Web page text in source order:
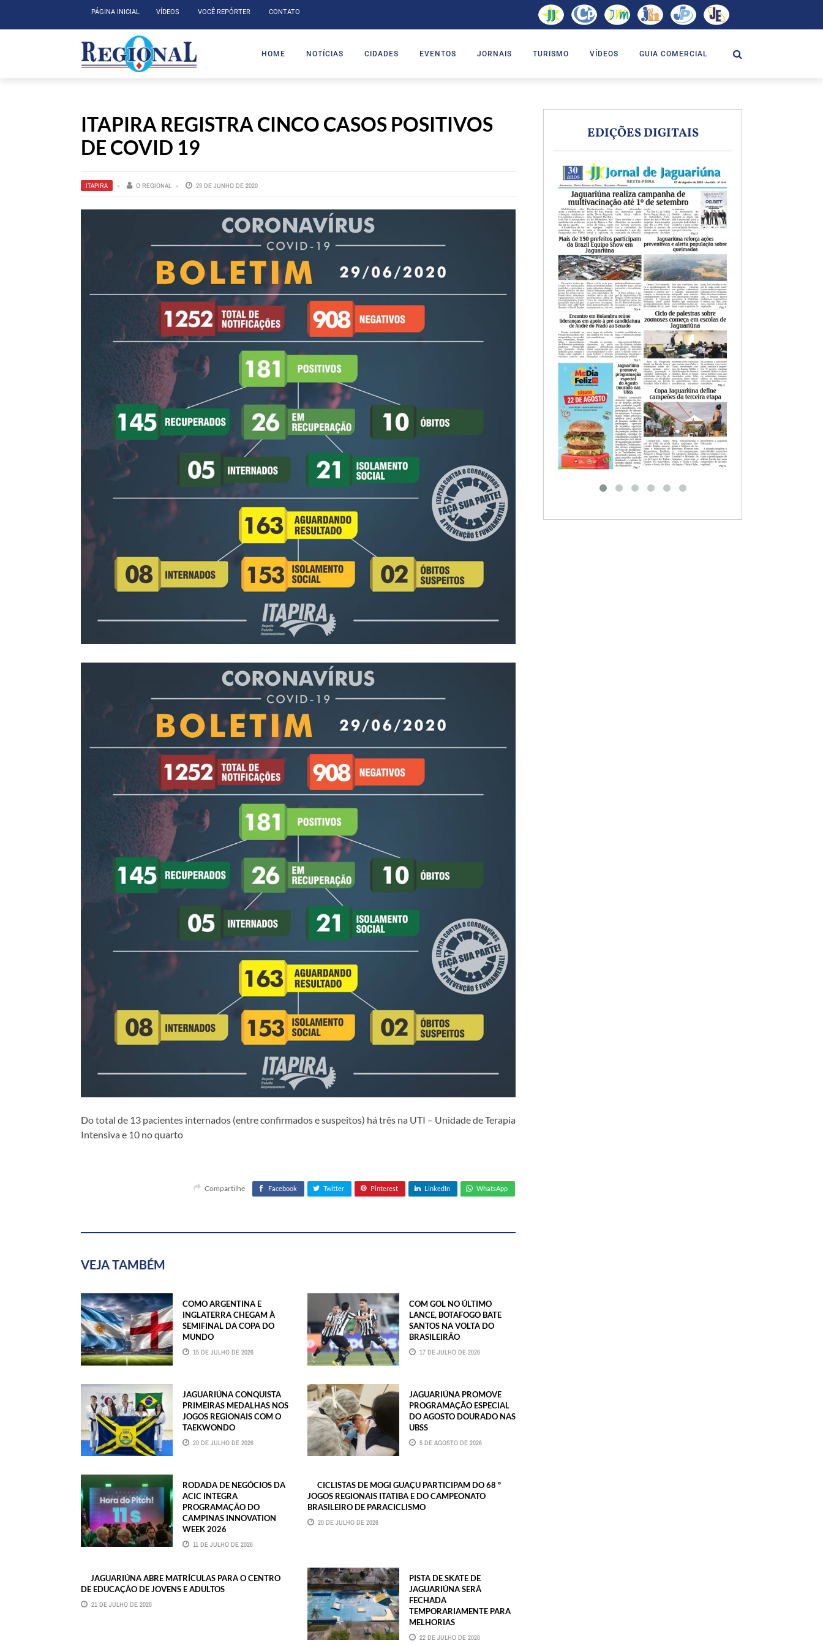
PÁGINA INICIAL VÍDEOS VOCÊ REPÓRTER CONTATO
HOME NOTÍCIAS CIDADES EVENTOS JORNAIS TURISMO VÍDEOS GUIA COMERCIAL
ITAPIRA REGISTRA CINCO CASOS POSITIVOS
DE COVID 19
ITAPIRA O REGIONAL 29 DE JUNHO DE 2020
Do total de 13 pacientes internados (entre confirmados e suspeitos) há três na UTI – Unidade de Terapia
Intensiva e 10 no quarto
Compartilhe Facebook Twitter Pinterest LinkedIn WhatsApp
VEJA TAMBÉM
COMO ARGENTINA E
INGLATERRA CHEGAM À
SEMIFINAL DA COPA DO
MUNDO
15 DE JULHO DE 2026
COM GOL NO ÚLTIMO
LANCE, BOTAFOGO BATE
SANTOS NA VOLTA DO
BRASILEIRÃO
17 DE JULHO DE 2026
JAGUARIÚNA CONQUISTA
PRIMEIRAS MEDALHAS NOS
JOGOS REGIONAIS COM O
TAEKWONDO
20 DE JULHO DE 2026
JAGUARIÚNA PROMOVE
PROGRAMAÇÃO ESPECIAL
DO AGOSTO DOURADO NAS
UBSS
5 DE AGOSTO DE 2026
RODADA DE NEGÓCIOS DA
ACIC INTEGRA
PROGRAMAÇÃO DO
CAMPINAS INNOVATION
WEEK 2026
11 DE JULHO DE 2026
CICLISTAS DE MOGI GUAÇU PARTICIPAM DO 68 º
JOGOS REGIONAIS ITATIBA E DO CAMPEONATO
BRASILEIRO DE PARACICLISMO
20 DE JULHO DE 2026
JAGUARIÚNA ABRE MATRÍCULAS PARA O CENTRO
DE EDUCAÇÃO DE JOVENS E ADULTOS
21 DE JULHO DE 2026
PISTA DE SKATE DE
JAGUARIÚNA SERÁ
FECHADA
TEMPORARIAMENTE PARA
MELHORIAS
22 DE JULHO DE 2026
EDIÇÕES DIGITAIS